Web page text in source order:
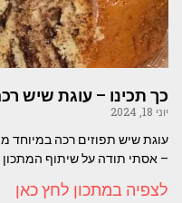
כך תכינו – עוגת שיש
יוני 18, 2024
עוגת שיש תפוזים רכה
– אסתי תודה על שיתוף המתכון המרכיבים- 6
לצפיה במתכון לחץ כאן